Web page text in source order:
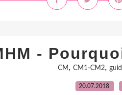
-
CM , CM1-CM2,
20.07.2018